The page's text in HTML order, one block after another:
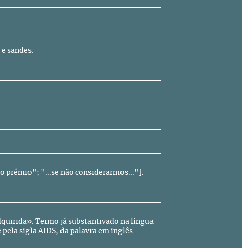
sandes.
prémio"; "...se não considerarmos..."].
Termo já substantivado na língua
sigla AIDS, da palavra em inglês: